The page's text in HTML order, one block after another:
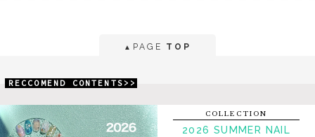
▲ PAGE TOP
RECCOMEND CONTENTS>>
COLLECTION
2026 SUMMER NAIL